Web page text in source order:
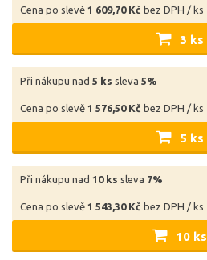
Cena po slevě 1 609,70 Kč bez DPH / ks
3 ks
Při nákupu nad 5 ks sleva 5%
Cena po slevě 1 576,50 Kč bez DPH / ks
5 ks
Při nákupu nad 10 ks sleva 7%
Cena po slevě 1 543,30 Kč bez DPH / ks
10 ks